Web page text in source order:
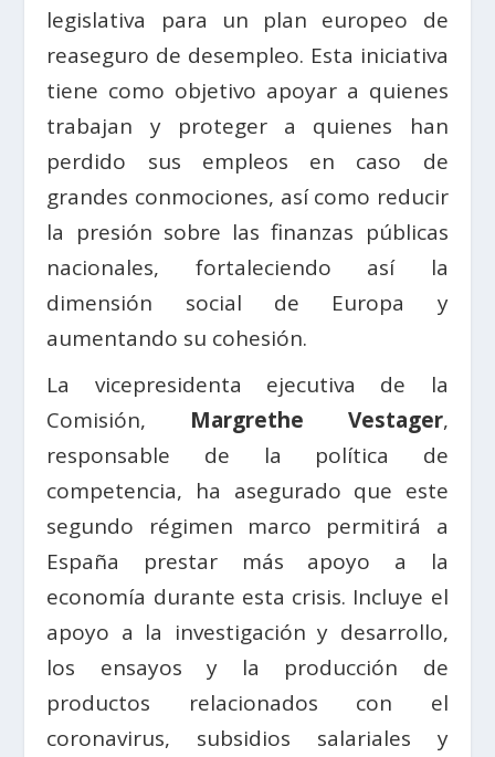
legislativa para un plan europeo de
reaseguro de desempleo. Esta iniciativa
tiene como objetivo apoyar a quienes
trabajan y proteger a quienes han
perdido sus empleos en caso de
grandes conmociones, así como reducir
la presión sobre las finanzas públicas
nacionales, fortaleciendo así la
dimensión social de Europa y
aumentando su cohesión.
La vicepresidenta ejecutiva de la
Comisión, Margrethe Vestager,
responsable de la política de
competencia, ha asegurado que este
segundo régimen marco permitirá a
España prestar más apoyo a la
economía durante esta crisis. Incluye el
apoyo a la investigación y desarrollo,
los ensayos y la producción de
productos relacionados con el
coronavirus, subsidios salariales y